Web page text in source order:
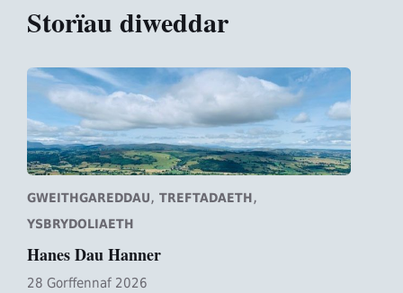
Storïau diweddar
GWEITHGAREDDAU, TREFTADAETH,
YSBRYDOLIAETH
Hanes Dau Hanner
28 Gorffennaf 2026